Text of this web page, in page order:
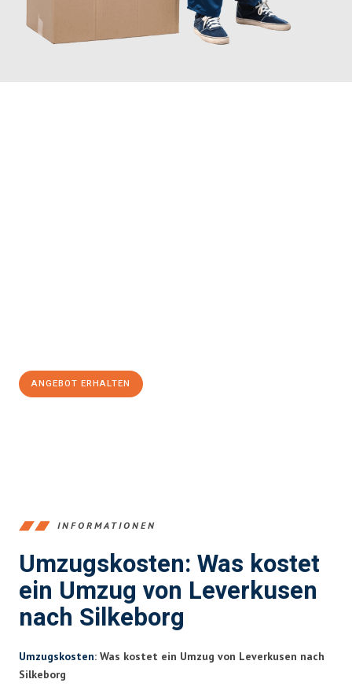
ANGEBOT ERHALTEN
INFORMATIONEN
Umzugskosten: Was kostet
ein Umzug von Leverkusen
nach Silkeborg
Umzugskosten: Was kostet ein Umzug von Leverkusen nach
Silkeborg